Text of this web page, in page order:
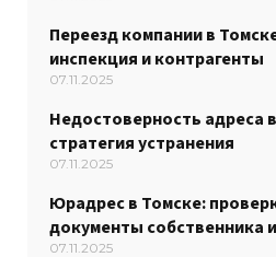
Переезд компании в
инспекция и контрагенты
07.11.2025
Недостоверность адреса
стратегия устранения
07.11.2025
Юрадрес в Томске:
документы собственника
07.11.2025